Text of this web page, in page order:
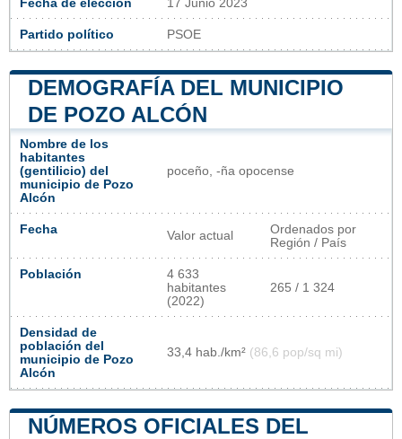
Fecha de elección 17 Junio 2023
Partido político PSOE
DEMOGRAFÍA DEL MUNICIPIO
DE POZO ALCÓN
Nombre de los
habitantes
(gentilicio) del
municipio de Pozo
Alcón
poceño, -ña opocense
Fecha Valor actual
Ordenados por
Región / País
Población
4 633
habitantes
(2022)
265 / 1 324
Densidad de
población del
municipio de Pozo
Alcón
33,4 hab./km² (86,6 pop/sq mi)
NÚMEROS OFICIALES DEL